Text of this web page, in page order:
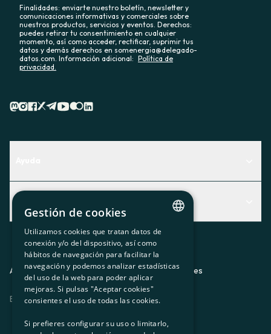
Finalidades: enviarte nuestro boletín, newsletter y
comunicaciones informativas y comerciales sobre
nuestros productos, servicios y eventos. Derechos:
puedes retirar tu consentimiento en cualquier
momento, así como acceder, rectificar, suprimir tus
datos y demás derechos en somenergia@delegado-
datos.com. Información adicional: Política de
privacidad.
Descubre qué servicio te encaja mejor
Contacto
Actualidad
El rincón de la socia
Prensa
Trabaja con nosotros
Aviso legalPolítica de privacidadPolítica de cookies
ES CAGLEU
CATALAN
SPANISH
GL
BASQUE
Gestión de cookies
Utilizamos cookies que tratan datos de
conexión y/o del dispositivo, así como
hábitos de navegación para facilitar la
navegación y podemos analizar estadísticas
del uso de la web para poder aplicar
mejoras. Si pulsas "Aceptar cookies"
consientes el uso de todas las cookies.
Si prefieres configurar su uso o limitarlo,